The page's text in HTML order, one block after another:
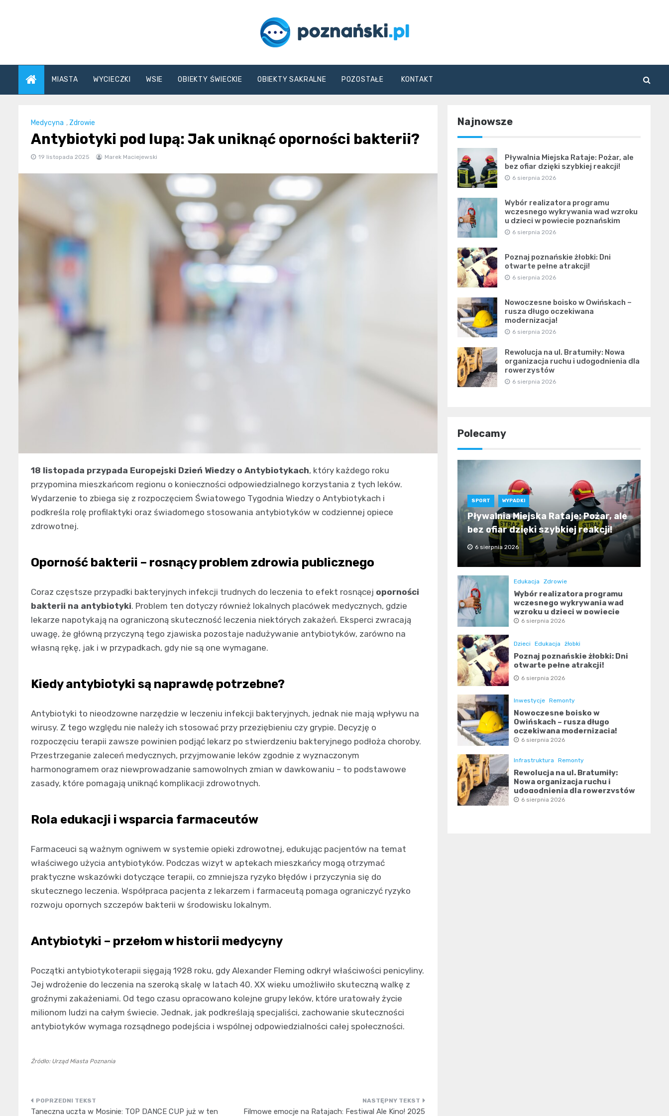
poznanski.pl
MIASTA WYCIECZKI WSIE OBIEKTY ŚWIECKIE OBIEKTY SAKRALNE POZOSTAŁE KONTAKT
Medycyna , Zdrowie
Antybiotyki pod lupą: Jak uniknąć oporności bakterii?
19 listopada 2025 Marek Maciejewski
18 listopada przypada Europejski Dzień Wiedzy o Antybiotykach, który każdego roku
przypomina mieszkańcom regionu o konieczności odpowiedzialnego korzystania z tych leków.
Wydarzenie to zbiega się z rozpoczęciem Światowego Tygodnia Wiedzy o Antybiotykach i
podkreśla rolę profilaktyki oraz świadomego stosowania antybiotyków w codziennej opiece
zdrowotnej.
Oporność bakterii – rosnący problem zdrowia publicznego
Coraz częstsze przypadki bakteryjnych infekcji trudnych do leczenia to efekt rosnącej oporności
bakterii na antybiotyki. Problem ten dotyczy również lokalnych placówek medycznych, gdzie
lekarze napotykają na ograniczoną skuteczność leczenia niektórych zakażeń. Eksperci zwracają
uwagę, że główną przyczyną tego zjawiska pozostaje nadużywanie antybiotyków, zarówno na
własną rękę, jak i w przypadkach, gdy nie są one wymagane.
Kiedy antybiotyki są naprawdę potrzebne?
Antybiotyki to nieodzowne narzędzie w leczeniu infekcji bakteryjnych, jednak nie mają wpływu na
wirusy. Z tego względu nie należy ich stosować przy przeziębieniu czy grypie. Decyzję o
rozpoczęciu terapii zawsze powinien podjąć lekarz po stwierdzeniu bakteryjnego podłoża choroby.
Przestrzeganie zaleceń medycznych, przyjmowanie leków zgodnie z wyznaczonym
harmonogramem oraz niewprowadzanie samowolnych zmian w dawkowaniu – to podstawowe
zasady, które pomagają uniknąć komplikacji zdrowotnych.
Rola edukacji i wsparcia farmaceutów
Farmaceuci są ważnym ogniwem w systemie opieki zdrowotnej, edukując pacjentów na temat
właściwego użycia antybiotyków. Podczas wizyt w aptekach mieszkańcy mogą otrzymać
praktyczne wskazówki dotyczące terapii, co zmniejsza ryzyko błędów i przyczynia się do
skutecznego leczenia. Współpraca pacjenta z lekarzem i farmaceutą pomaga ograniczyć ryzyko
rozwoju opornych szczepów bakterii w środowisku lokalnym.
Antybiotyki – przełom w historii medycyny
Początki antybiotykoterapii sięgają 1928 roku, gdy Alexander Fleming odkrył właściwości penicyliny.
Jej wdrożenie do leczenia na szeroką skalę w latach 40. XX wieku umożliwiło skuteczną walkę z
groźnymi zakażeniami. Od tego czasu opracowano kolejne grupy leków, które uratowały życie
milionom ludzi na całym świecie. Jednak, jak podkreślają specjaliści, zachowanie skuteczności
antybiotyków wymaga rozsądnego podejścia i wspólnej odpowiedzialności całej społeczności.
Źródło: Urząd Miasta Poznania
Nawigacja
Taneczna uczta w Mosinie: TOP DANCE CUP już w ten Filmowe emocje na Ratajach: Festiwal Ale Kino! 2025
Najnowsze
Pływalnia Miejska Rataje: Pożar, ale
bez ofiar dzięki szybkiej reakcji!
6 sierpnia 2026
Wybór realizatora programu
wczesnego wykrywania wad wzroku
u dzieci w powiecie poznańskim
6 sierpnia 2026
Poznaj poznańskie żłobki: Dni
otwarte pełne atrakcji!
6 sierpnia 2026
Nowoczesne boisko w Owińskach –
rusza długo oczekiwana
modernizacja!
6 sierpnia 2026
Rewolucja na ul. Bratumiły: Nowa
organizacja ruchu i udogodnienia dla
rowerzystów
6 sierpnia 2026
Polecamy
SPORT WYPADKI
Pływalnia Miejska Rataje: Pożar, ale
bez ofiar dzięki szybkiej reakcji!
6 sierpnia 2026
Edukacja Zdrowie
Wybór realizatora programu
wczesnego wykrywania wad
wzroku u dzieci w powiecie
poznańskim
6 sierpnia 2026
Dzieci Edukacja żłobki
Poznaj poznańskie żłobki: Dni
otwarte pełne atrakcji!
6 sierpnia 2026
Inwestycje Remonty
Nowoczesne boisko w
Owińskach – rusza długo
oczekiwana modernizacja!
6 sierpnia 2026
Infrastruktura Remonty
Rewolucja na ul. Bratumiły:
Nowa organizacja ruchu i
udogodnienia dla rowerzystów
6 sierpnia 2026